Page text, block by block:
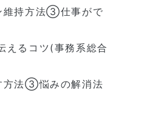
維持方法③仕事がで
るコツ(事務系総合
方法③悩みの解消法